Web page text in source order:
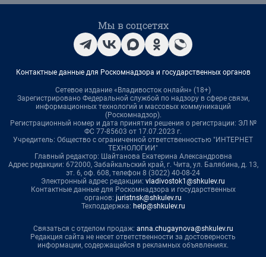
Мы в соцсетях
Контактные данные для Роскомнадзора и государственных органов
Сетевое издание «Владивосток онлайн» (18+)
Зарегистрировано Федеральной службой по надзору в сфере связи,
информационных технологий и массовых коммуникаций
(Роскомнадзор).
Регистрационный номер и дата принятия решения о регистрации: ЭЛ №
ФС 77-85603 от 17.07.2023 г.
Учредитель: Общество с ограниченной ответственностью "ИНТЕРНЕТ
ТЕХНОЛОГИИ"
Главный редактор: Шайтанова Екатерина Александровна
Адрес редакции: 672000, Забайкальский край, г. Чита, ул. Балябина, д. 13,
эт. 6, оф. 608, телефон 8 (3022) 40-08-24
Электронный адрес редакции: vladivostok1@shkulev.ru
Контактные данные для Роскомнадзора и государственных
органов: juristnsk@shkulev.ru
Техподдержка: help@shkulev.ru
Связаться с отделом продаж: anna.chugaynova@shkulev.ru
Редакция сайта не несет ответственности за достоверность
информации, содержащейся в рекламных объявлениях.